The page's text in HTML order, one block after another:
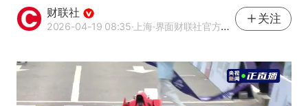
财联社
2026-04-19 08:35·上海·界面财联社官方账号
关注